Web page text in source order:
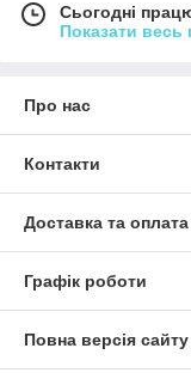
Сьогодні
Показати весь
Про нас
Контакти
Доставка та оплата
Графік роботи
Повна версія сайту